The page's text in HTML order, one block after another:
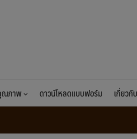
ณภาพ ดาวน์โหลดแบบฟอร์ม เกี่ยวกั